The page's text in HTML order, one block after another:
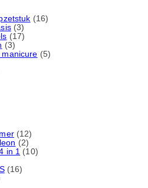
(16)
(3)
(17)
(3)
(5)
(12)
(2)
in 1 (10)
(16)